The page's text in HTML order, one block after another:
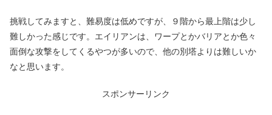
挑戦してみますと、難易度は低めですが、９階から最上階は少し
難しかった感じです。エイリアンは、ワープとかバリアとか色々
面倒な攻撃をしてくるやつが多いので、他の別塔よりは難しいか
なと思います。
スポンサーリンク